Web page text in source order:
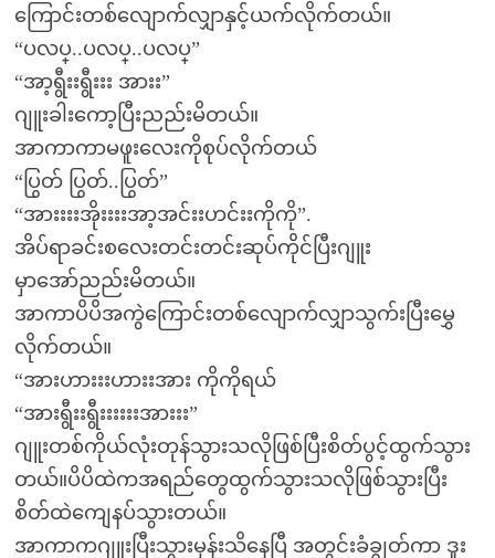
ကြောင်းတစ်လျောက်လျှာနှင့်ယက်လိုက်တယ်။
“ပလပ္..ပလပ္..ပလပ္”
“အာ့ရွီးးရွီးးး အားး”
ဂျူးခါးကော့ပြီးညည်းမိတယ်။
အာကာကာမဖူးလေးကိုစုပ်လိုက်တယ်
“ပြွတ် ပြွတ်..ပြွတ်”
“အားးးးအိုးးးးအာ့အင်းးဟင်းးကိုကို”.
အိပ်ရာခင်းစလေးတင်းတင်းဆုပ်ကိုင်ပြီးဂျူး
မှာအော်ညည်းမိတယ်။
အာကာပိပိအကွဲကြောင်းတစ်လျောက်လျှာသွက်းပြီးမွှေ
လိုက်တယ်။
“အားဟားးးဟားးအား ကိုကိုရယ်
“အားရွီးးရွီးးးးးးအားးး”
ဂျူးတစ်ကိုယ်လုံးတုန်သွားသလိုဖြစ်ပြီးစိတ်ပွင့်ထွက်သွား
တယ်။ပိပိထဲကအရည်တွေထွက်သွားသလိုဖြစ်သွားပြီး
စိတ်ထဲကျေနပ်သွားတယ်။
အာကာကဂျူးပြီးသွားမှန်းသိနေပြီ အတွင်းခံချွတ်ကာ ဒူး